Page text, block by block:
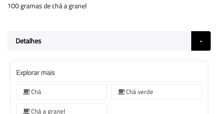
100 gramas de chá a granel
Detalhes
Explorar mais
Chá
Chá verde
Chá a granel